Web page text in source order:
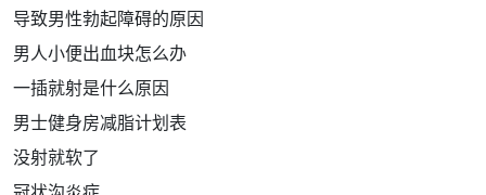
导致男性勃起障碍的原因
男人小便出血块怎么办
一插就射是什么原因
男士健身房减脂计划表
没射就软了